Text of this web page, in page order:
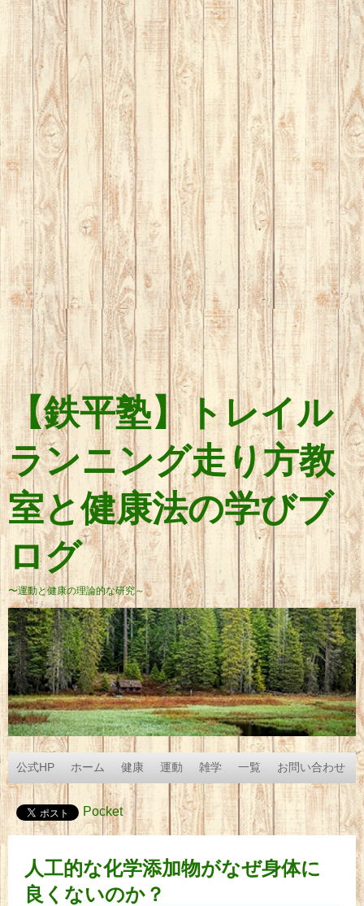
【鉄平塾】トレイル
ランニング走り方教
室と健康法の学びブ
ログ
〜運動と健康の理論的な研究～
公式HP ホーム 健康 運動 雑学 一覧 お問い合わせ
Pocket
人工的な化学添加物がなぜ身体に
良くないのか？